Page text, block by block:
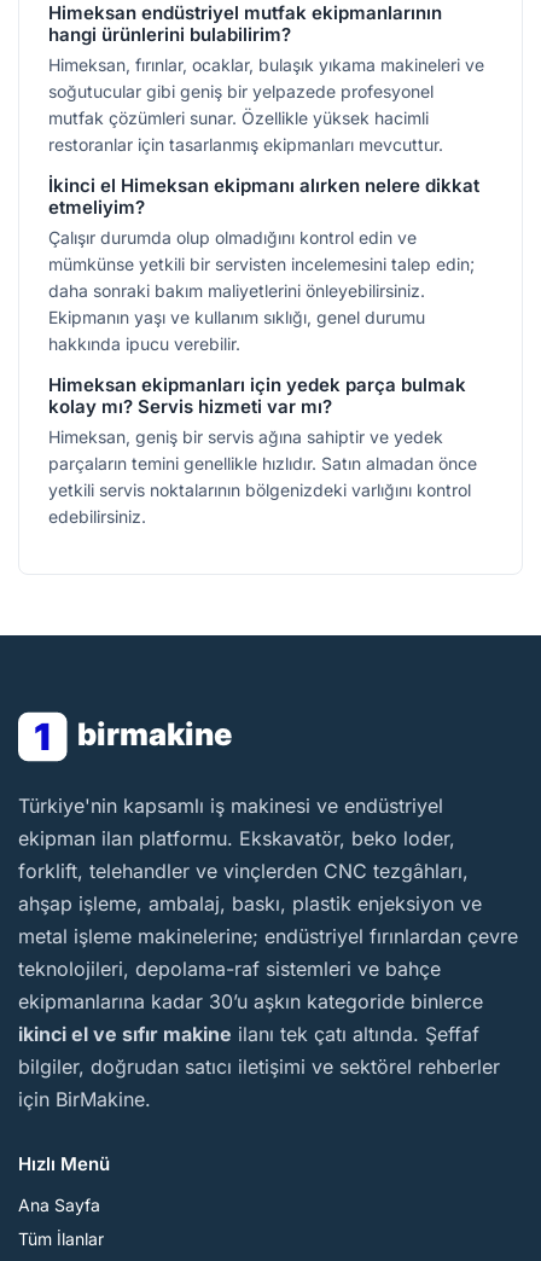
Himeksan endüstriyel mutfak ekipmanlarının
hangi ürünlerini bulabilirim?
Himeksan, fırınlar, ocaklar, bulaşık yıkama makineleri ve
soğutucular gibi geniş bir yelpazede profesyonel
mutfak çözümleri sunar. Özellikle yüksek hacimli
restoranlar için tasarlanmış ekipmanları mevcuttur.
İkinci el Himeksan ekipmanı alırken nelere dikkat
etmeliyim?
Çalışır durumda olup olmadığını kontrol edin ve
mümkünse yetkili bir servisten incelemesini talep edin;
daha sonraki bakım maliyetlerini önleyebilirsiniz.
Ekipmanın yaşı ve kullanım sıklığı, genel durumu
hakkında ipucu verebilir.
Himeksan ekipmanları için yedek parça bulmak
kolay mı? Servis hizmeti var mı?
Himeksan, geniş bir servis ağına sahiptir ve yedek
parçaların temini genellikle hızlıdır. Satın almadan önce
yetkili servis noktalarının bölgenizdeki varlığını kontrol
edebilirsiniz.
1 birmakine
BirMakine
Türkiye'nin kapsamlı iş makinesi ve endüstriyel
ekipman ilan platformu. Ekskavatör, beko loder,
forklift, telehandler ve vinçlerden CNC tezgâhları,
ahşap işleme, ambalaj, baskı, plastik enjeksiyon ve
metal işleme makinelerine; endüstriyel fırınlardan çevre
teknolojileri, depolama-raf sistemleri ve bahçe
ekipmanlarına kadar 30’u aşkın kategoride binlerce
ikinci el ve sıfır makine ilanı tek çatı altında. Şeffaf
bilgiler, doğrudan satıcı iletişimi ve sektörel rehberler
için BirMakine.
Hızlı Menü
Ana Sayfa
Tüm İlanlar